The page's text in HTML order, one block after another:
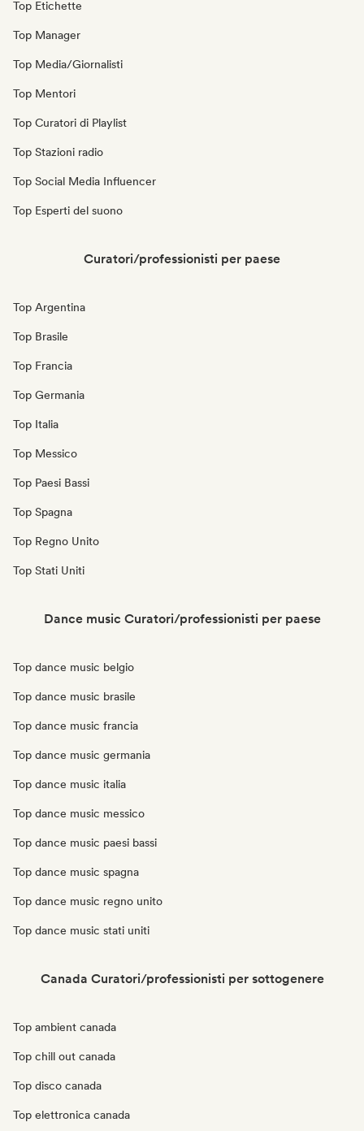
Top Etichette
Top Manager
Top Media/Giornalisti
Top Mentori
Top Curatori di Playlist
Top Stazioni radio
Top Social Media Influencer
Top Esperti del suono
Curatori/professionisti per paese
Top Argentina
Top Brasile
Top Francia
Top Germania
Top Italia
Top Messico
Top Paesi Bassi
Top Spagna
Top Regno Unito
Top Stati Uniti
Dance music Curatori/professionisti per paese
Top dance music belgio
Top dance music brasile
Top dance music francia
Top dance music germania
Top dance music italia
Top dance music messico
Top dance music paesi bassi
Top dance music spagna
Top dance music regno unito
Top dance music stati uniti
Canada Curatori/professionisti per sottogenere
Top ambient canada
Top chill out canada
Top disco canada
Top elettronica canada